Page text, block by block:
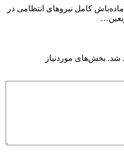
کامل نیروهای انتظامی در
شد. بخش‌های موردنیاز